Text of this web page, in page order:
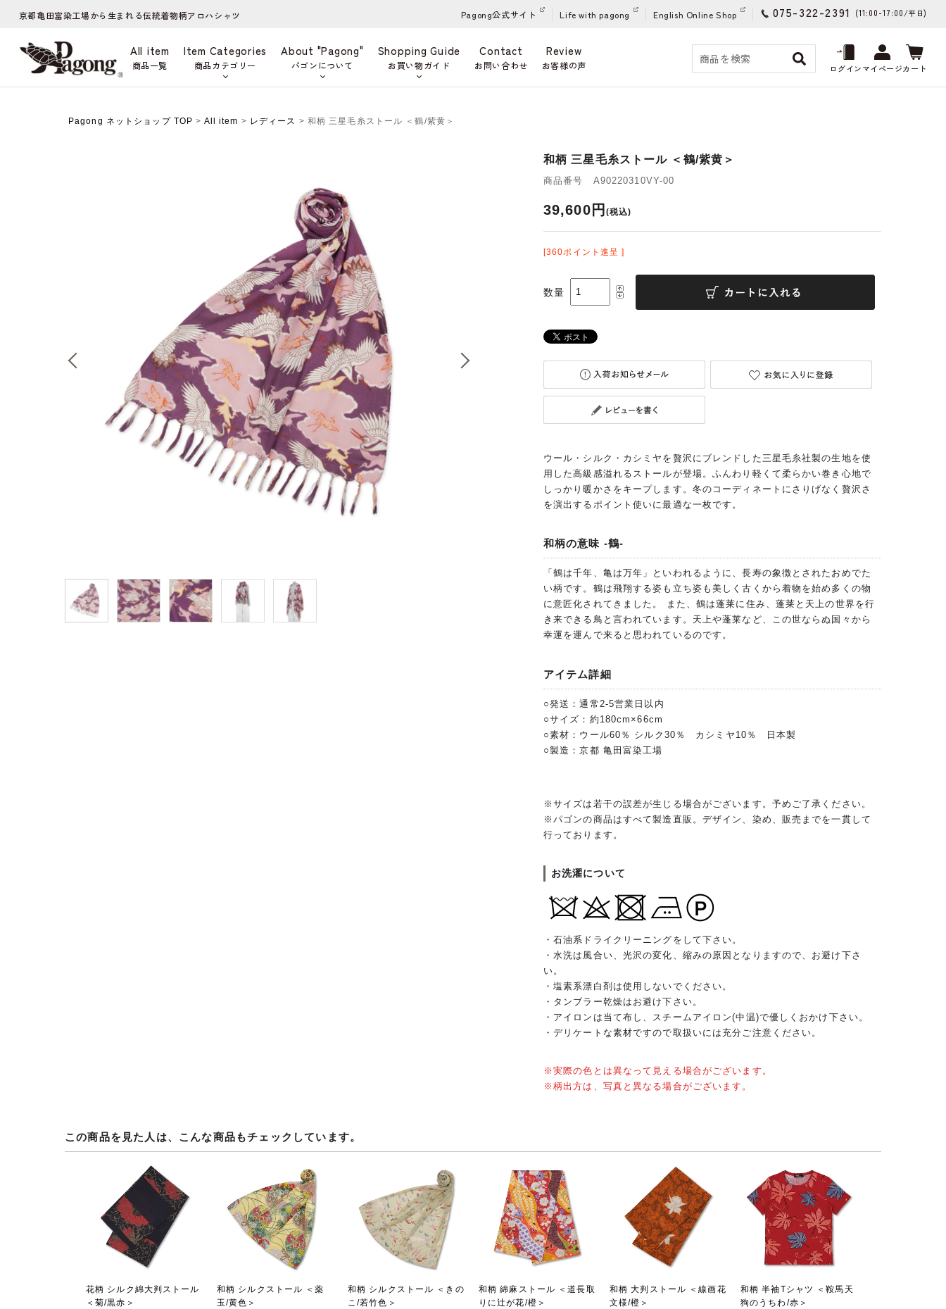
京都亀田富染工場から生まれる伝統着物柄アロハシャツ Pagong公式サイト Life with pagong English Online Shop 075-322-2391 (11:00-17:00/平日)
All item
商品一覧
Item Categories
商品カテゴリー
About "Pagong"
パゴンについて
Shopping Guide
お買い物ガイド
Contact
お問い合わせ
Review
お客様の声 ログインマイページカート
Pagong ネットショップ TOP > All item > レディース > 和柄 三星毛糸ストール ＜鶴/紫黄＞
和柄 三星毛糸ストール ＜鶴/紫黄＞
商品番号 A90220310VY-00
39,600円 (税込)
[360ポイント進呈 ]
数量
ウール・シルク・カシミヤを贅沢にブレンドした三星毛糸社製の生地を使
用した高級感溢れるストールが登場。ふんわり軽くて柔らかい巻き心地で
しっかり暖かさをキープします。冬のコーディネートにさりげなく贅沢さ
を演出するポイント使いに最適な一枚です。
和柄の意味 -鶴-
「鶴は千年、亀は万年」といわれるように、長寿の象徴とされたおめでた
い柄です。鶴は飛翔する姿も立ち姿も美しく古くから着物を始め多くの物
に意匠化されてきました。 また、鶴は蓬莱に住み、蓬莱と天上の世界を行
き来できる鳥と言われています。天上や蓬莱など、この世ならぬ国々から
幸運を運んで来ると思われているのです。
アイテム詳細
○発送：通常2-5営業日以内
○サイズ：約180cm×66cm
○素材：ウール60％ シルク30％ カシミヤ10％ 日本製
○製造：京都 亀田富染工場
※サイズは若干の誤差が生じる場合がございます。予めご了承ください。
※パゴンの商品はすべて製造直販。デザイン、染め、販売までを一貫して
行っております。
お洗濯について
・石油系ドライクリーニングをして下さい。
・水洗は風合い、光沢の変化、縮みの原因となりますので、お避け下さ
い。
・塩素系漂白剤は使用しないでください。
・タンブラー乾燥はお避け下さい。
・アイロンは当て布し、スチームアイロン(中温)で優しくおかけ下さい。
・デリケートな素材ですので取扱いには充分ご注意ください。
※実際の色とは異なって見える場合がございます。
※柄出方は、写真と異なる場合がございます。
この商品を見た人は、こんな商品もチェックしています。
花柄 シルク綿大判ストール
＜菊/黒赤＞
和柄 シルクストール ＜薬
玉/黄色＞
和柄 シルクストール ＜きの
こ/若竹色＞
和柄 綿麻ストール ＜道長取
りに辻が花/橙＞
和柄 大判ストール ＜線画花
文様/橙＞
和柄 半袖Tシャツ ＜鞍馬天
狗のうちわ/赤＞